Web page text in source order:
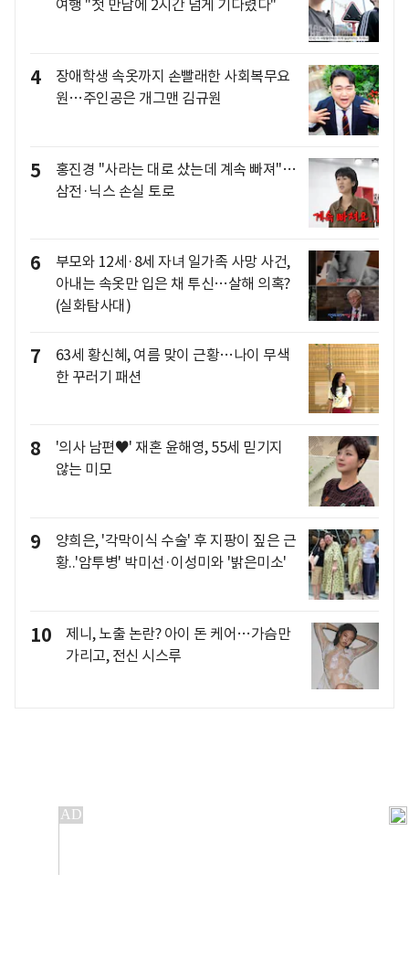
여행 "첫 만남에 2시간 넘게 기다렸다"
4
장애학생 속옷까지 손빨래한 사회복무요
원…주인공은 개그맨 김규원
5
홍진경 "사라는 대로 샀는데 계속 빠져"…
삼전·닉스 손실 토로
6
부모와 12세·8세 자녀 일가족 사망 사건,
아내는 속옷만 입은 채 투신…살해 의혹?
(실화탐사대)
7
63세 황신혜, 여름 맞이 근황…나이 무색
한 꾸러기 패션
8
'의사 남편♥' 재혼 윤해영, 55세 믿기지
않는 미모
9
양희은, '각막이식 수술' 후 지팡이 짚은 근
황..'암투병' 박미선·이성미와 '밝은미소'
10
제니, 노출 논란? 아이 돈 케어…가슴만
가리고, 전신 시스루